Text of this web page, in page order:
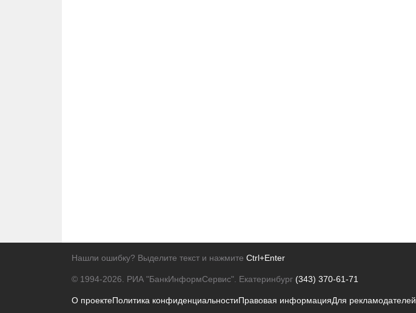
Нашли ошибку? Выделите текст и нажмите Ctrl+Enter
© 1994-2026. РИА "БанкИнформСервис". Екатеринбург (343) 370-61-71
О проектеПолитика конфиденциальностиПравовая информацияДля рекламодателей